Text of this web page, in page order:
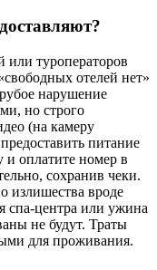
или туроператоров
отелей нет»
нарушение
но строго
(на камеру
питание
и оплатите номер в
сохранив чеки.
излишества вроде
спа-центра или ужина
не будут. Траты
для проживания.